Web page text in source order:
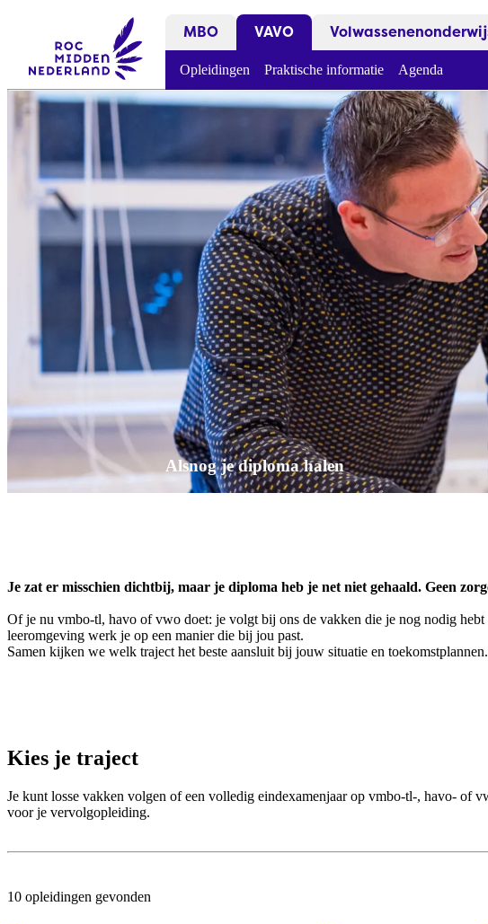
MBO VAVO
Opleidingen Praktische informatie Agenda
Alsnog je diploma halen
Je zat er misschien dichtbij, maar je diploma heb je net niet gehaald. Geen
Of je nu vmbo-tl, havo of vwo doet: je volgt bij ons de vakken die je nog nodig
leeromgeving werk je op een manier die bij jou past.
Samen kijken we welk traject het beste aansluit bij jouw situatie en toekomstplannen.
Kies je traject
Je kunt losse vakken volgen of een volledig eindexamenjaar op vmbo-tl-, havo- of
voor je vervolgopleiding.
10 opleidingen gevonden